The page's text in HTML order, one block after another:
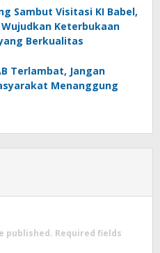
Sambut Visitasi KI Babel,
Keterbukaan
Berkualitas
Terlambat, Jangan
Menanggung
published. Required fields